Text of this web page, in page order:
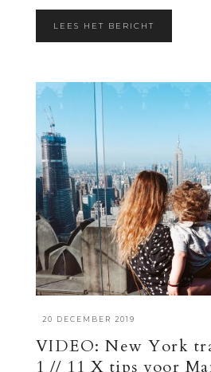
LEES HET BERICHT
20 DECEMBER 2019
VIDEO: New York
1 // 11 X tips voor